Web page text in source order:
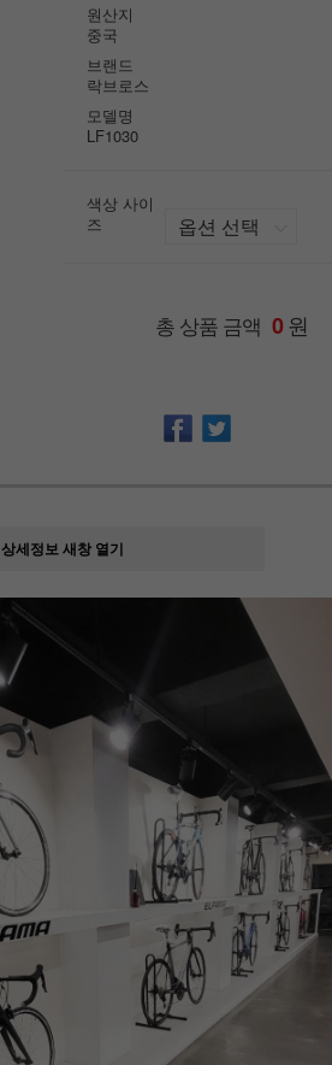
원산지
중국
브랜드
락브로스
모델명
LF1030
색상 사이
즈
총 상품 금액 0원
상세정보 새창 열기